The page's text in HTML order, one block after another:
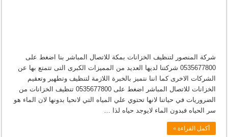
شركة المنصور لتنظيف الخزانات بمكة للاتصال المباشر بنا اضغط على
0535677800 شركتنا لديها العديد من المميزات الكبرى التى تتمتع بها عن
الشركات الاخرى كما اننا نتميز بالخبرة اللازمة لتنظيف وتطهير وتعقيم
الخزانات للاتصال المباشر اضغط على 0535677800 تنظيف الخزانات من
الضروريات في حياتنا لانها تحتوي علي المياه التي لانحيا بدونها لان الماء هو
سر الحياه فبدون الماء لايوجد حياه لذا …
أكمل القراءة »